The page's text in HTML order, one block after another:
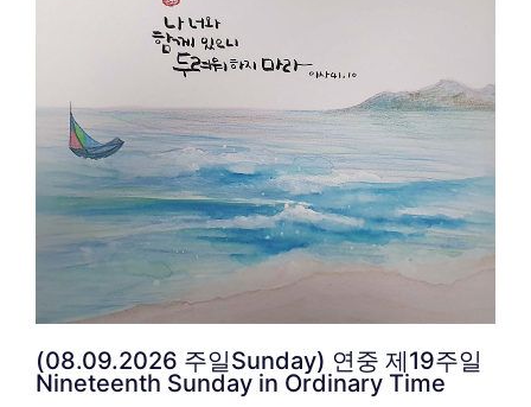
(08.09.2026 주일Sunday) 연중 제19주일
Nineteenth Sunday in Ordinary Time